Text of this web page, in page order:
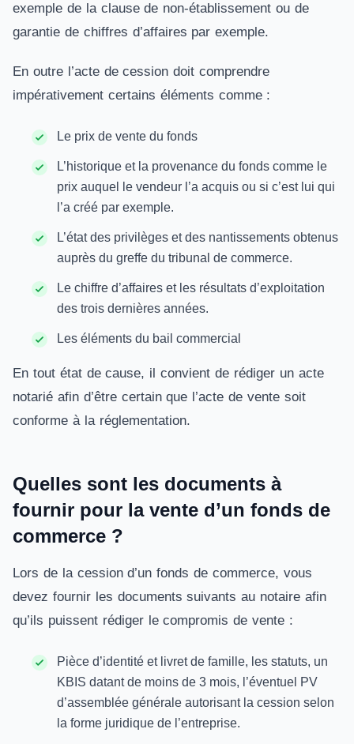
exemple de la clause de non-établissement ou de
garantie de chiffres d’affaires par exemple.
En outre l’acte de cession doit comprendre
impérativement certains éléments comme :
Le prix de vente du fonds
L’historique et la provenance du fonds comme le
prix auquel le vendeur l’a acquis ou si c’est lui qui
l’a créé par exemple.
L’état des privilèges et des nantissements obtenus
auprès du greffe du tribunal de commerce.
Le chiffre d’affaires et les résultats d’exploitation
des trois dernières années.
Les éléments du bail commercial
En tout état de cause, il convient de rédiger un acte
notarié afin d’être certain que l’acte de vente soit
conforme à la réglementation.
Quelles sont les documents à
fournir pour la vente d’un fonds de
commerce ?
Lors de la cession d’un fonds de commerce, vous
devez fournir les documents suivants au notaire afin
qu’ils puissent rédiger le compromis de vente :
Pièce d’identité et livret de famille, les statuts, un
KBIS datant de moins de 3 mois, l’éventuel PV
d’assemblée générale autorisant la cession selon
la forme juridique de l’entreprise.